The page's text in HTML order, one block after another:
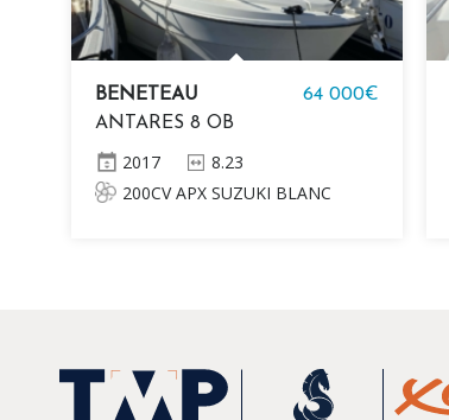
BENETEAU
ANTARES 8 OB
64 000€
2017
8.23
200CV APX SUZUKI BLANC